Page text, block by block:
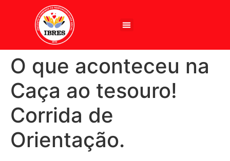
O que aconteceu na
Caça ao tesouro!
Corrida de
Orientação.